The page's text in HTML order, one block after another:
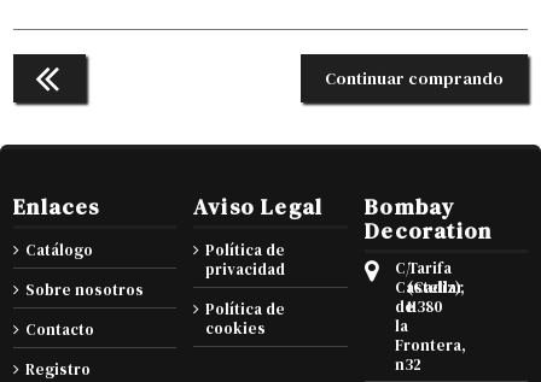
Continuar comprando
Enlaces
Catálogo
Sobre nosotros
Contacto
Registro
Aviso Legal
Política de
privacidad
Política de
cookies
Bombay
Decoration
C/
Castellar
de
la
Frontera,
n32
Tarifa
(Cadiz),
11380